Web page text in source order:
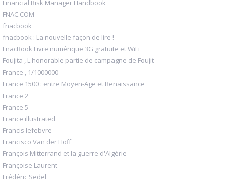
Financial Risk Manager Handbook
FNAC.COM
fnacbook
fnacbook : La nouvelle façon de lire !
FnacBook Livre numérique 3G gratuite et WiFi
Foujita , L'honorable partie de campagne de Foujit
France , 1/1000000
France 1500 : entre Moyen-Age et Renaissance
France 2
France 5
France illustrated
Francis lefebvre
Francisco Van der Hoff
François Mitterrand et la guerre d'Algérie
Françoise Laurent
Frédéric Sedel